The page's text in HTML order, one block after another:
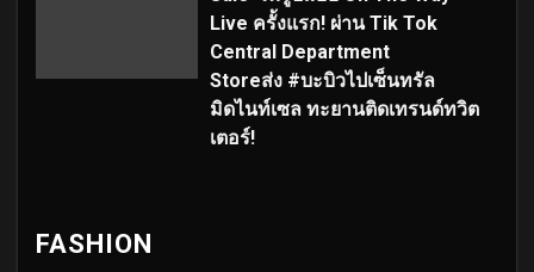
Live ครั้งแรก! ผ่าน Tik Tok
Central Department
Storeส่ง #บะบิวไปเซ็นทรัล
มิดไนท์เซล ทะยานติดเทรนด์ทวิต
เตอร์!
FASHION